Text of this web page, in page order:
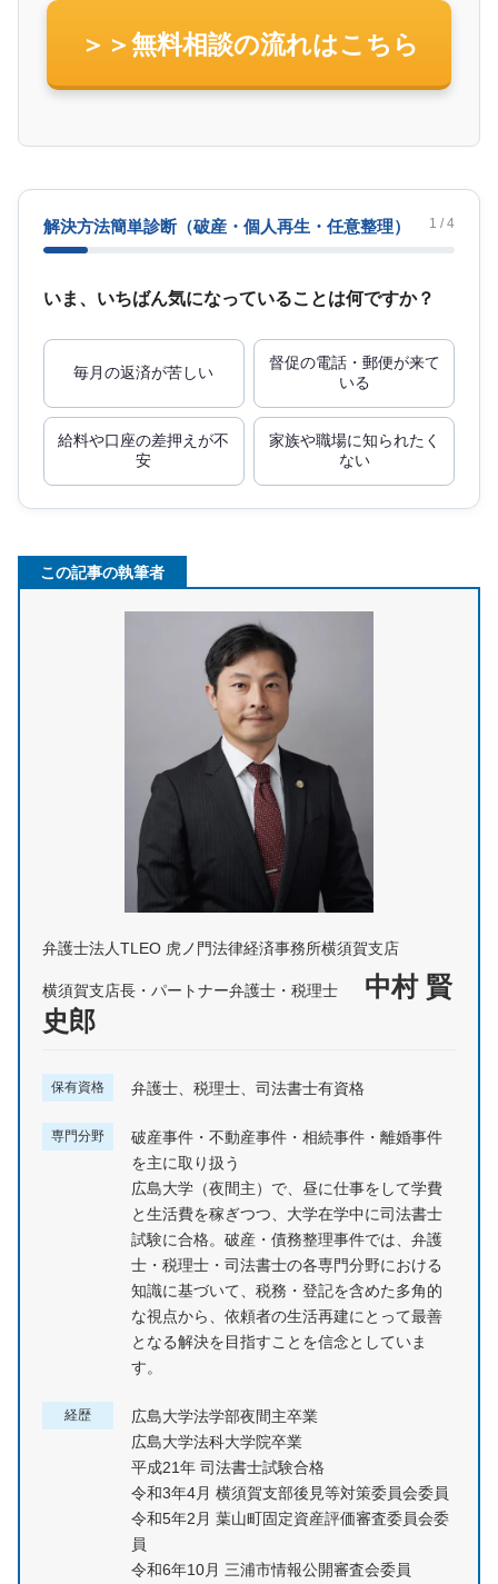
＞＞無料相談の流れはこちら
解決方法簡単診断（破産・個人再生・任意整理） 1 / 4
いま、いちばん気になっていることは何ですか？
毎月の返済が苦しい
督促の電話・郵便が来て
いる
給料や口座の差押えが不
安
家族や職場に知られたく
ない
この記事の執筆者
弁護士法人TLEO 虎ノ門法律経済事務所横須賀支店
横須賀支店長・パートナー弁護士・税理士
中村 賢
史郎
保有資格 弁護士、税理士、司法書士有資格
専門分野
破産事件・不動産事件・相続事件・離婚事件
を主に取り扱う
広島大学（夜間主）で、昼に仕事をして学費
と生活費を稼ぎつつ、大学在学中に司法書士
試験に合格。破産・債務整理事件では、弁護
士・税理士・司法書士の各専門分野における
知識に基づいて、税務・登記を含めた多角的
な視点から、依頼者の生活再建にとって最善
となる解決を目指すことを信念としていま
す。
経歴
広島大学法学部夜間主卒業
広島大学法科大学院卒業
平成21年 司法書士試験合格
令和3年4月 横須賀支部後見等対策委員会委員
令和5年2月 葉山町固定資産評価審査委員会委
員
令和6年10月 三浦市情報公開審査会委員